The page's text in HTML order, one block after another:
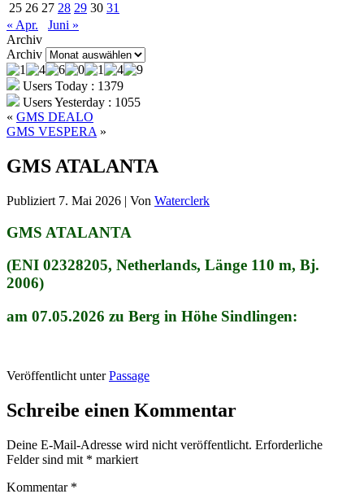
25 26 27 28 29 30 31
« Apr.
Juni »
Archiv
Archiv
Users Today : 1379
Users Yesterday : 1055
« GMS DEALO
GMS VESPERA »
GMS ATALANTA
Publiziert 7. Mai 2026 | Von Waterclerk
GMS ATALANTA
(ENI 02328205, Netherlands, Länge 110 m, Bj.
2006)
am 07.05.2026 zu Berg in Höhe Sindlingen:
Veröffentlicht unter Passage
Schreibe einen Kommentar
Deine E-Mail-Adresse wird nicht veröffentlicht. Erforderliche
Felder sind mit * markiert
Kommentar *